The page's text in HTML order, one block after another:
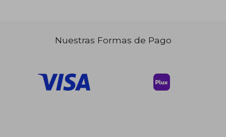
Nuestras Formas de Pago